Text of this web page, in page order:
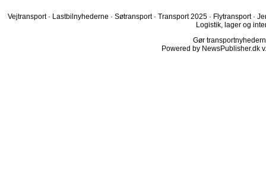
Vejtransport · Lastbilnyhederne · Søtransport · Transport 2025 · Flytransport ·
Logistik, lager og
Gør
Powered by NewsPublisher.dk